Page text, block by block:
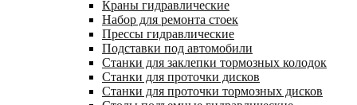
Краны гидравлические
Набор для ремонта стоек
Прессы гидравлические
Подставки под автомобили
Станки для заклепки тормозных колодок
Станки для проточки дисков
Станки для проточки тормозных дисков